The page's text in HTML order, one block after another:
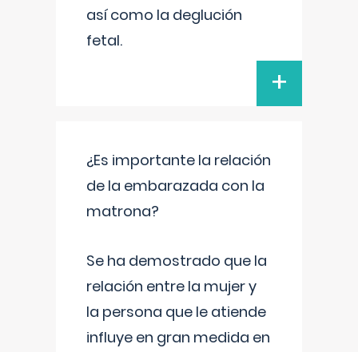
así como la deglución
fetal.
+
¿Es importante la relación
de la embarazada con la
matrona?
Se ha demostrado que la
relación entre la mujer y
la persona que le atiende
influye en gran medida en